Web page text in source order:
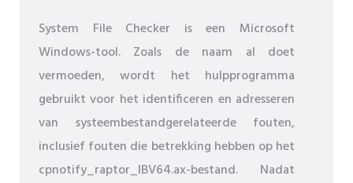
System File Checker is een Microsoft
Windows-tool. Zoals de naam al doet
vermoeden, wordt het hulpprogramma
gebruikt voor het identificeren en adresseren
van systeembestandgerelateerde fouten,
inclusief fouten die betrekking hebben op het
cpnotify_raptor_IBV64.ax-bestand. Nadat